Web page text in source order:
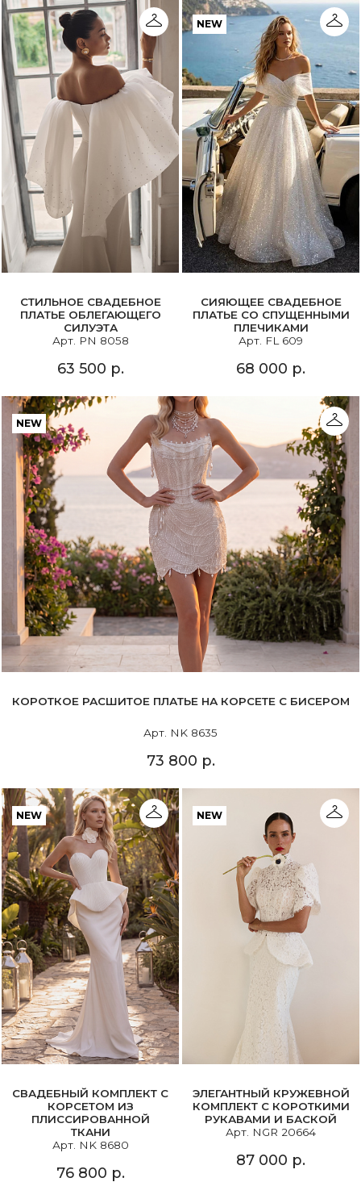
СТИЛЬНОЕ СВАДЕБНОЕ
ПЛАТЬЕ ОБЛЕГАЮЩЕГО
СИЛУЭТА
Арт. PN 8058
63 500 р.
NEW
СИЯЮЩЕЕ СВАДЕБНОЕ
ПЛАТЬЕ СО СПУЩЕННЫМИ
ПЛЕЧИКАМИ
Арт. FL 609
68 000 р.
NEW
КОРОТКОЕ РАСШИТОЕ ПЛАТЬЕ НА КОРСЕТЕ С БИСЕРОМ
Арт. NK 8635
73 800 р.
NEW
СВАДЕБНЫЙ КОМПЛЕКТ С
КОРСЕТОМ ИЗ
ПЛИССИРОВАННОЙ
ТКАНИ
Арт. NK 8680
76 800 р.
NEW
ЭЛЕГАНТНЫЙ КРУЖЕВНОЙ
КОМПЛЕКТ С КОРОТКИМИ
РУКАВАМИ И БАСКОЙ
Арт. NGR 20664
87 000 р.